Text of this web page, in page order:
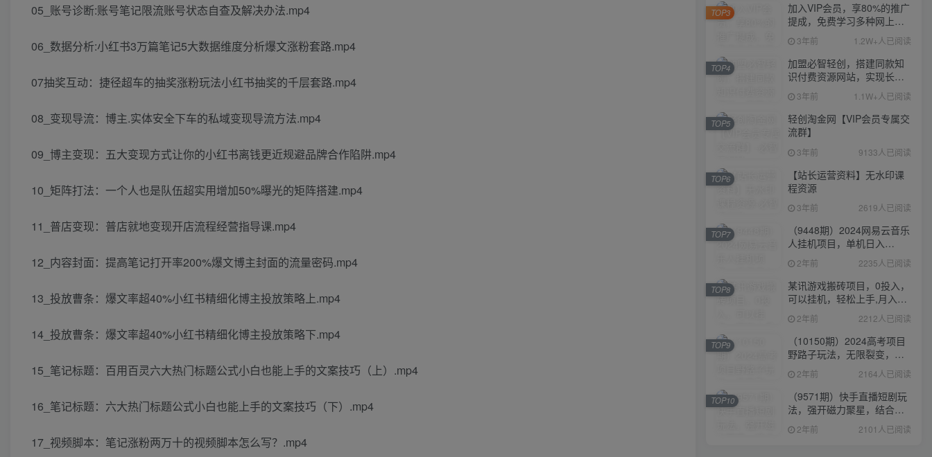
05_账号诊断:账号笔记限流账号状态自查及解决办法.mp4
06_数据分析:小红书3万篇笔记5大数据维度分析爆文涨粉套路.mp4
07抽奖互动：捷径超车的抽奖涨粉玩法小红书抽奖的千层套路.mp4
08_变现导流：博主.实体安全下车的私域变现导流方法.mp4
09_博主变现：五大变现方式让你的小红书离钱更近规避品牌合作陷阱.mp4
10_矩阵打法：一个人也是队伍超实用增加50%曝光的矩阵搭建.mp4
11_普店变现：普店就地变现开店流程经营指导课.mp4
12_内容封面：提高笔记打开率200%爆文博主封面的流量密码.mp4
13_投放曹条：爆文率超40%小红书精细化博主投放策略上.mp4
14_投放曹条：爆文率超40%小红书精细化博主投放策略下.mp4
15_笔记标题：百用百灵六大热门标题公式小白也能上手的文案技巧（上）.mp4
16_笔记标题：六大热门标题公式小白也能上手的文案技巧（下）.mp4
17_视频脚本：笔记涨粉两万十的视频脚本怎么写？.mp4
加入VIP会员，享80%的推广
提成，免费学习多种网上创
业课程，菜鸟秒变大神！
3年前 1.2W+人已阅读
TOP3
加盟必智轻创，搭建同款知
识付费资源网站，实现长期
稳定被动收入~
3年前 1.1W+人已阅读
TOP4
轻创淘金网【VIP会员专属交
流群】
3年前 9133人已阅读
TOP5
【站长运营资料】无水印课
程资源
3年前 2619人已阅读
TOP6
（9448期）2024网易云音乐
人挂机项目，单机日入
150+，无脑月入5000+
2年前 2235人已阅读
TOP7
某讯游戏搬砖项目，0投入，
可以挂机，轻松上手,月入
3000+上不封顶
2年前 2212人已阅读
TOP8
（10150期）2024高考项目
野路子玩法，无限裂变，最
高一天1W＋！
2年前 2164人已阅读
TOP9
（9571期）快手直播短剧玩
法，强开磁力聚星，结合多
种变现方式日入600+
2年前 2101人已阅读
TOP10